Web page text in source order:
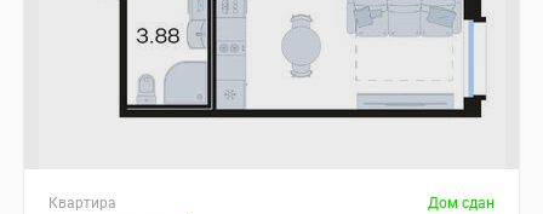
Квартира Дом сдан